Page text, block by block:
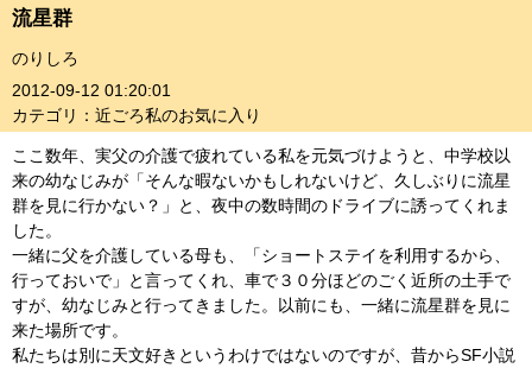
流星群
のりしろ
2012-09-12 01:20:01
カテゴリ：近ごろ私のお気に入り
ここ数年、実父の介護で疲れている私を元気づけようと、中学校以
来の幼なじみが「そんな暇ないかもしれないけど、久しぶりに流星
群を見に行かない？」と、夜中の数時間のドライブに誘ってくれま
した。
一緒に父を介護している母も、「ショートステイを利用するから、
行っておいで」と言ってくれ、車で３０分ほどのごく近所の土手で
すが、幼なじみと行ってきました。以前にも、一緒に流星群を見に
来た場所です。
私たちは別に天文好きというわけではないのですが、昔からSF小説